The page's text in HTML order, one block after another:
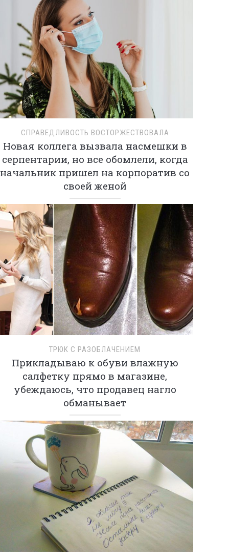
СПРАВЕДЛИВОСТЬ ВОСТОРЖЕСТВОВАЛА
Новая коллега вызвала насмешки в
серпентарии, но все обомлели, когда
начальник пришел на корпоратив со
своей женой
ТРЮК С РАЗОБЛАЧЕНИЕМ
Прикладываю к обуви влажную
салфетку прямо в магазине,
убеждаюсь, что продавец нагло
обманывает